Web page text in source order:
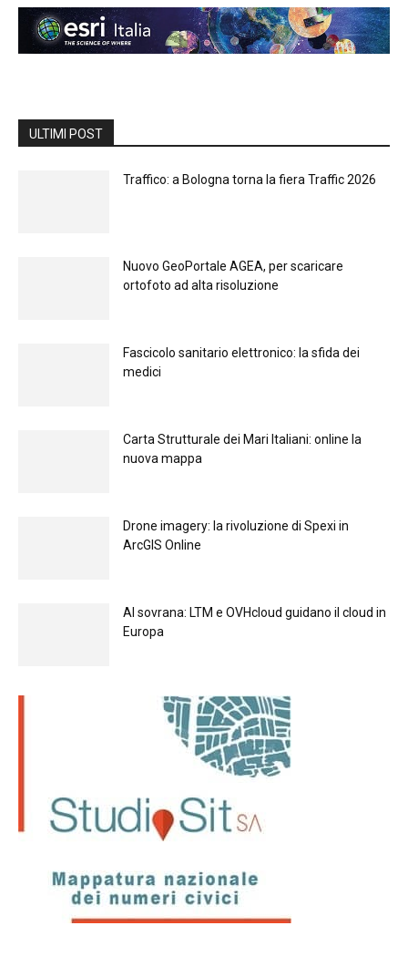
ULTIMI POST
Traffico: a Bologna torna la fiera Traffic 2026
Nuovo GeoPortale AGEA, per scaricare
ortofoto ad alta risoluzione
Fascicolo sanitario elettronico: la sfida dei
medici
Carta Strutturale dei Mari Italiani: online la
nuova mappa
Drone imagery: la rivoluzione di Spexi in
ArcGIS Online
Al sovrana: LTM е OVHcloud guidano il cloud in
Europа